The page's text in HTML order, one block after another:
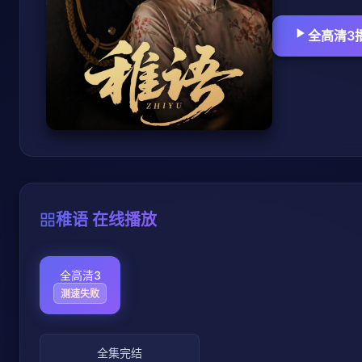
全高清3
稚语 在线播放
全高清3
测速失败
全集完结